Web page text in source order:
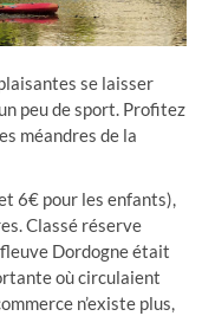
se laisser
peu de sport. Profitez
méandres de la
6€ pour les enfants),
Classé réserve
fleuve Dordogne était
où circulaient
n’existe plus,